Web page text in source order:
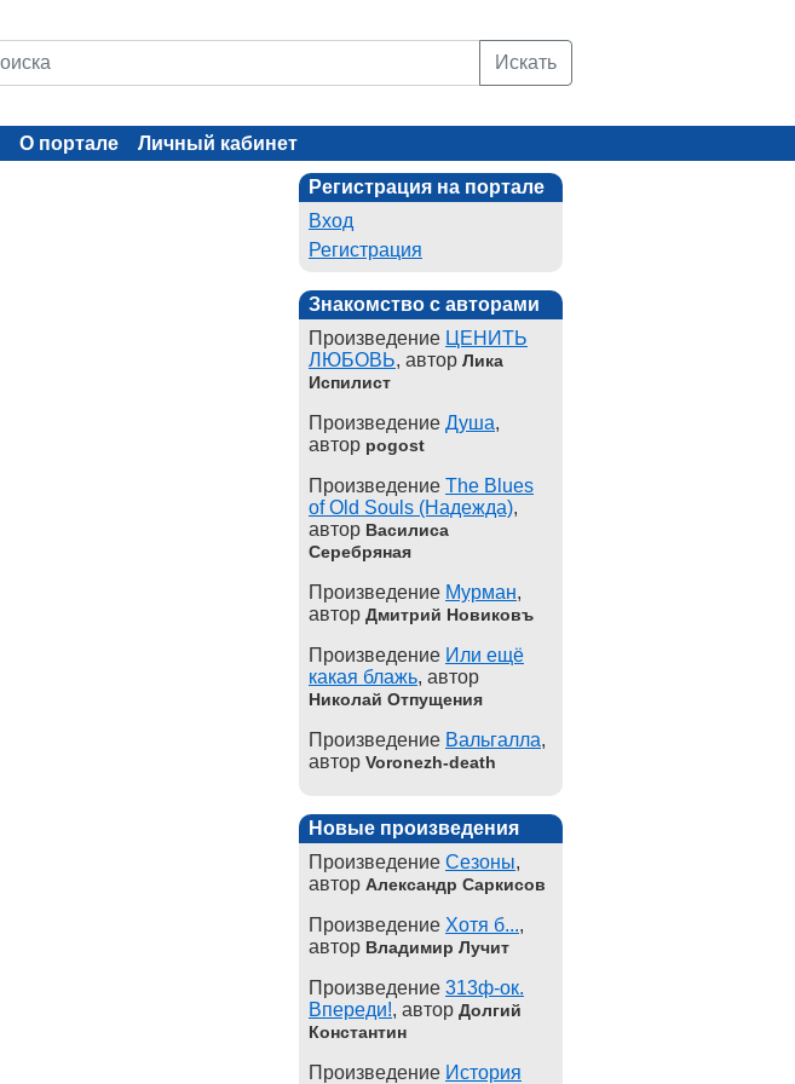
Искать
О портале
Личный кабинет
Регистрация на портале
Вход
Регистрация
Знакомство с авторами
Произведение ЦЕНИТЬ
ЛЮБОВЬ, автор Лика
Испилист
Произведение Душа,
автор pogost
Произведение The Blues
of Old Souls (Надежда),
автор Василиса
Серебряная
Произведение Мурман,
автор Дмитрий Новиковъ
Произведение Или ещё
какая блажь, автор
Николай Отпущения
Произведение Вальгалла,
автор Voronezh-death
Новые произведения
Произведение Сезоны,
автор Александр Саркисов
Произведение Хотя б...,
автор Владимир Лучит
Произведение 313ф-ок.
Впереди!, автор Долгий
Константин
Произведение История